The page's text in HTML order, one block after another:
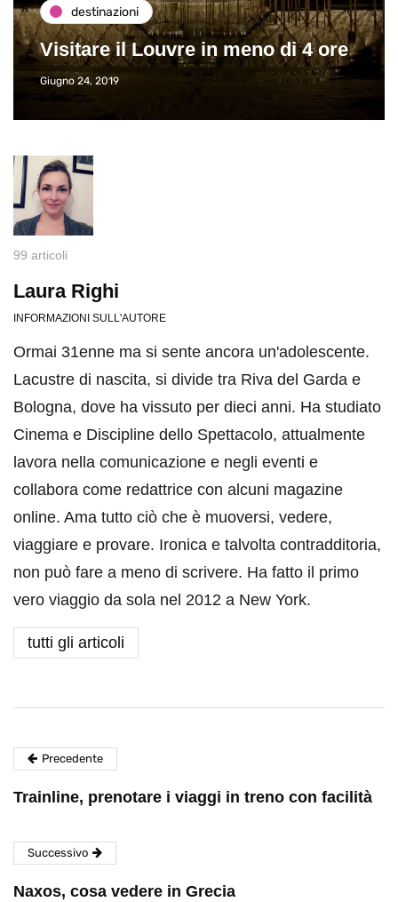
destinazioni
Visitare il Louvre in meno di 4 ore
Giugno 24, 2019
99 articoli
Laura Righi
INFORMAZIONI SULL'AUTORE
Ormai 31enne ma si sente ancora un'adolescente.
Lacustre di nascita, si divide tra Riva del Garda e
Bologna, dove ha vissuto per dieci anni. Ha studiato
Cinema e Discipline dello Spettacolo, attualmente
lavora nella comunicazione e negli eventi e
collabora come redattrice con alcuni magazine
online. Ama tutto ciò che è muoversi, vedere,
viaggiare e provare. Ironica e talvolta contradditoria,
non può fare a meno di scrivere. Ha fatto il primo
vero viaggio da sola nel 2012 a New York.
tutti gli articoli
Precedente
Trainline, prenotare i viaggi in treno con facilità
Successivo
Naxos, cosa vedere in Grecia